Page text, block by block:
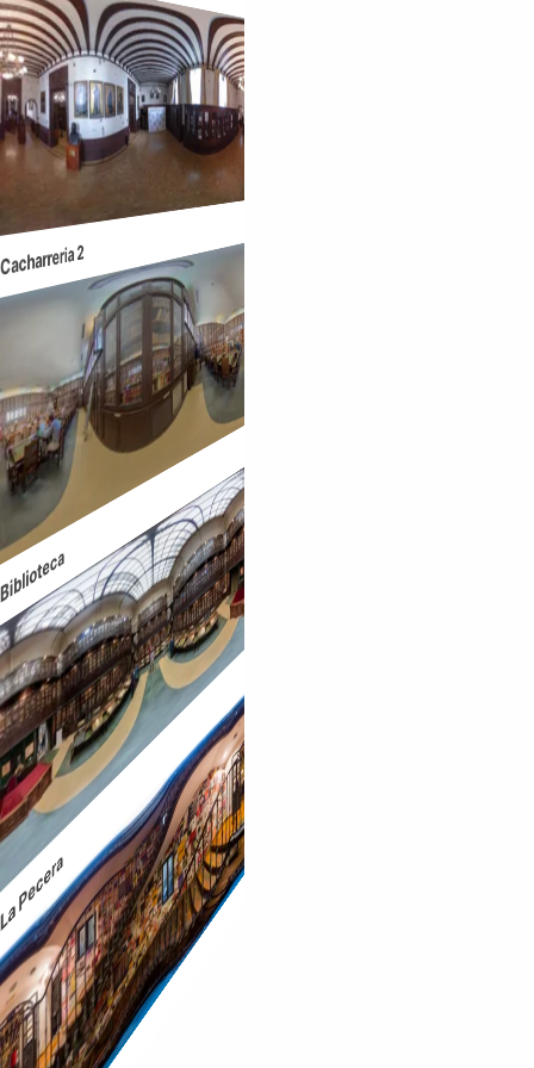
Ateneo
Salon de Actos
Cacharreria 2
Biblioteca
La Pecera